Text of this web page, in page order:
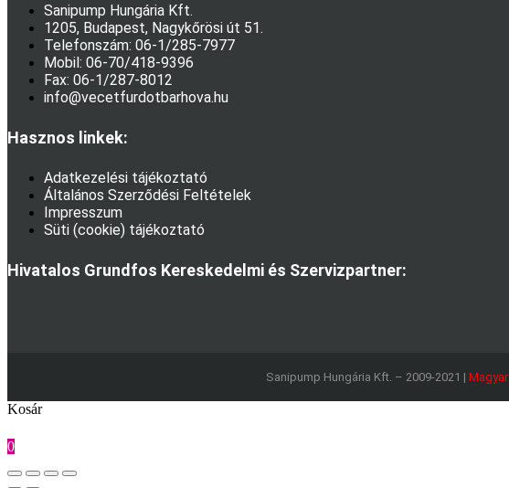
Sanipump Hungária Kft.
1205, Budapest, Nagykőrösi út 51.
Telefonszám: 06-1/285-7977
Mobil: 06-70/418-9396
Fax: 06-1/287-8012
info@vecetfurdotbarhova.hu
Hasznos linkek:
Adatkezelési tájékoztató
Általános Szerződési Feltételek
Impresszum
Süti (cookie) tájékoztató
Hivatalos Grundfos Kereskedelmi és Szervizpartner:
Sanipump Hungária Kft. – 2009-2021 | Magyar
Kosár
0